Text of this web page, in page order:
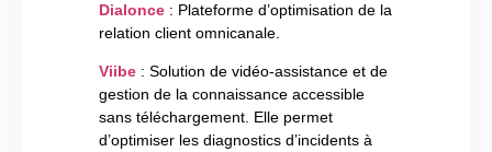
Dialonce : Plateforme d’optimisation de la
relation client omnicanale.
Viibe : Solution de vidéo-assistance et de
gestion de la connaissance accessible
sans téléchargement. Elle permet
d’optimiser les diagnostics d’incidents à